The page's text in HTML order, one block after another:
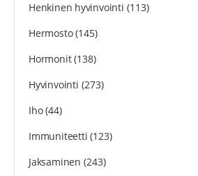
Henkinen hyvinvointi (113)
Hermosto(145)
Hormonit(138)
Hyvinvointi (273)
Iho(44)
Immuniteetti (123)
Jaksaminen (243)